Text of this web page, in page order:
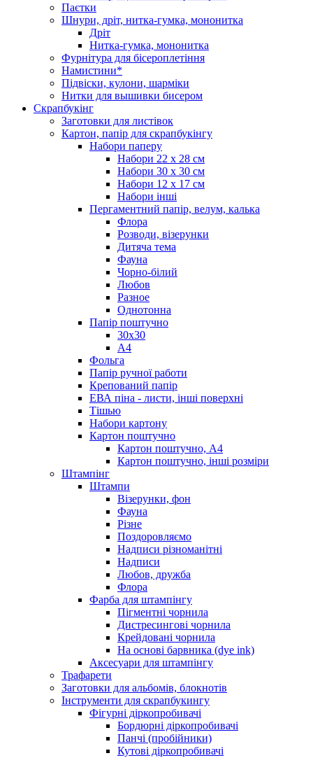
Паєтки
Шнури, дріт, нитка-гумка, мононитка
Дріт
Нитка-гумка, мононитка
Фурнітура для бісероплетіння
Намистини*
Підвіски, кулони, шарміки
Нитки для вышивки бисером
Скрапбукінг
Заготовки для листівок
Картон, папір для скрапбукінгу
Набори паперу
Набори 22 х 28 см
Набори 30 х 30 см
Набори 12 х 17 см
Набори інші
Пергаментний папір, велум, калька
Флора
Розводи, візерунки
Дитяча тема
Фауна
Чорно-білий
Любов
Разное
Однотонна
Папір поштучно
30х30
А4
Фольга
Папір ручної работи
Крепований папір
ЕВА піна - листи, інші поверхні
Тішью
Набори картону
Картон поштучно
Картон поштучно, А4
Картон поштучно, інші розміри
Штампінг
Штампи
Візерунки, фон
Фауна
Різне
Поздоровляємо
Надписи різноманітні
Надписи
Любов, дружба
Флора
Фарба для штампінгу
Пігментні чорнила
Дистресингові чорнила
Крейдовані чорнила
На основі барвника (dye ink)
Аксесуари для штампінгу
Трафарети
Заготовки для альбомів, блокнотів
Інструменти для скрапбукингу
Фігурні діркопробивачі
Бордюрні діркопробивачі
Панчі (пробійники)
Кутові діркопробивачі